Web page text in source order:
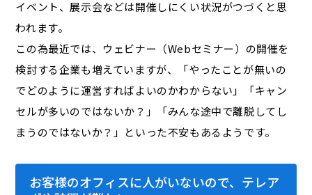
イベント、展示会などは開催しにくい状況がつづくと思
われます。
この為最近では、ウェビナー（Webセミナー）の開催を
検討する企業も増えていますが、「やったことが無いの
でどのように運営すればよいのかわからない」「キャン
セルが多いのではないか？」「みんな途中で離脱してし
まうのではないか？」といった不安もあるようです。
お客様のオフィスに人がいないので、テレア